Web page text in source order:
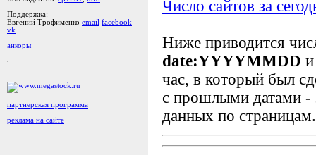
Поддержка:
Евгений Трофименко email facebook
vk
анкоры
партнерская программа
реклама на сайте
Число сайтов за
Ниже приводится
date:YYYYMMDD
час, в который был
с прошлыми датами -
данных по страницам.